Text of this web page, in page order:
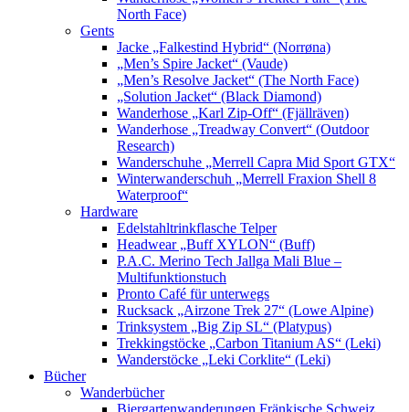
North Face)
Gents
Jacke „Falkestind Hybrid“ (Norrøna)
„Men’s Spire Jacket“ (Vaude)
„Men’s Resolve Jacket“ (The North Face)
„Solution Jacket“ (Black Diamond)
Wanderhose „Karl Zip-Off“ (Fjällräven)
Wanderhose „Treadway Convert“ (Outdoor
Research)
Wanderschuhe „Merrell Capra Mid Sport GTX“
Winterwanderschuh „Merrell Fraxion Shell 8
Waterproof“
Hardware
Edelstahltrinkflasche Telper
Headwear „Buff XYLON“ (Buff)
P.A.C. Merino Tech Jallga Mali Blue –
Multifunktionstuch
Pronto Café für unterwegs
Rucksack „Airzone Trek 27“ (Lowe Alpine)
Trinksystem „Big Zip SL“ (Platypus)
Trekkingstöcke „Carbon Titanium AS“ (Leki)
Wanderstöcke „Leki Corklite“ (Leki)
Bücher
Wanderbücher
Biergartenwanderungen Fränkische Schweiz